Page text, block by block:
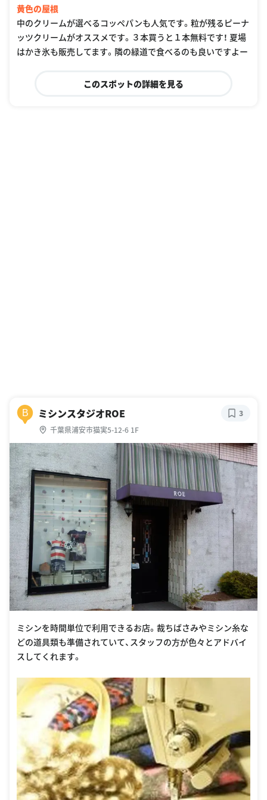
黄色の屋根
中のクリームが選べるコッペパンも人気です。粒が残るピーナ
ッツクリームがオススメです。３本買うと１本無料です！ 夏場
はかき氷も販売してます。隣の緑道で食べるのも良いですよー
このスポットの詳細を見る
B ミシンスタジオROE
千葉県浦安市猫実5-12-6 1F
3
ミシンを時間単位で利用できるお店。裁ちばさみやミシン糸な
どの道具類も準備されていて、スタッフの方が色々とアドバイ
スしてくれます。